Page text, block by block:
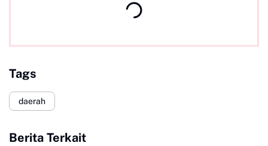
Tags
daerah
Berita Terkait